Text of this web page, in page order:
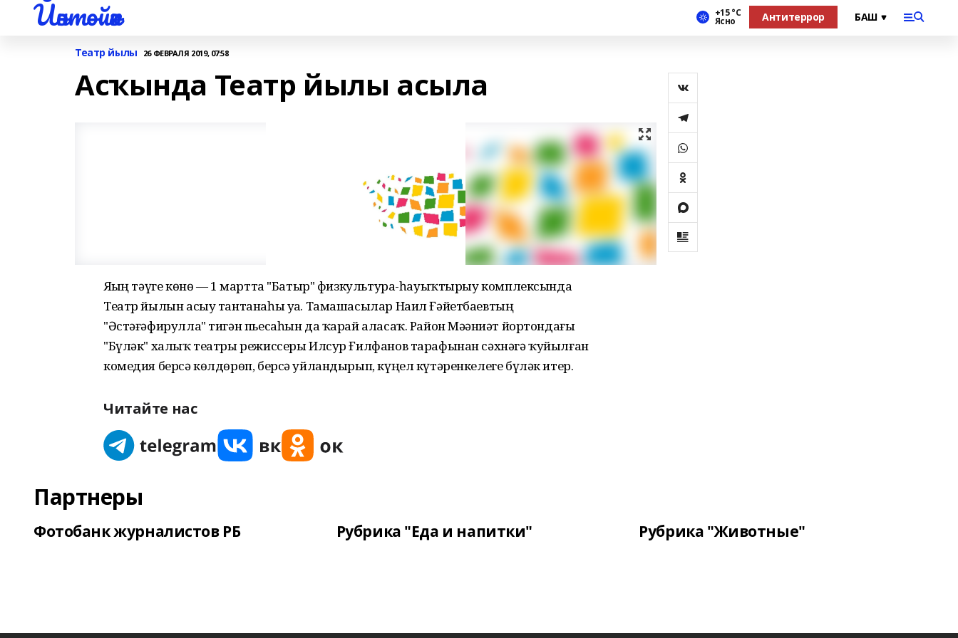
Йәнтөйәк +15 °С
Ясно Антитеррор
Театр йылы 26 ФЕВРАЛЯ 2019, 07:58
Асҡында Театр йылы асыла
Яҙҙың тәүге көнө — 1 мартта "Батыр" физкультура-һауыҡтырыу комплексында
Театр йылын асыу тантанаһы уҙа. Тамашасылар Наил Ғәйетбаевтың
"Әстәғәфирулла" тигән пьесаһын да ҡарай аласаҡ. Район Мәҙәниәт йортондағы
"Бүләк" халыҡ театры режиссеры Илсур Ғилфанов тарафынан сәхнәгә ҡуйылған
комедия берсә көлдөрөп, берсә уйландырып, күңел күтәренкелеге бүләк итер.
Читайте нас
Партнеры
Фотобанк журналистов РБ Рубрика "Еда и напитки" Рубрика "Животные"